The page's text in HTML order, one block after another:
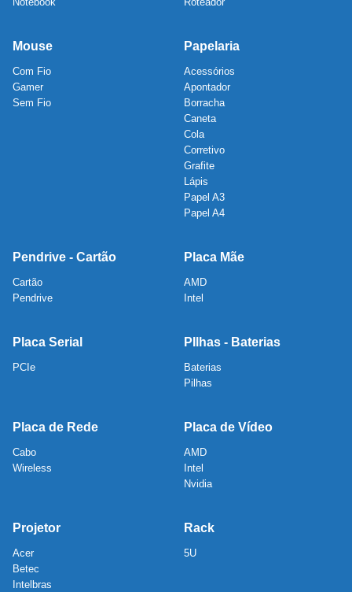
Mouse
Com Fio
Gamer
Sem Fio
Papelaria
Acessórios
Apontador
Borracha
Caneta
Cola
Corretivo
Grafite
Lápis
Papel A3
Papel A4
Pendrive - Cartão
Cartão
Pendrive
Placa Mãe
AMD
Intel
Placa Serial
PCIe
PIlhas - Baterias
Baterias
Pilhas
Placa de Rede
Cabo
Wireless
Placa de Vídeo
AMD
Intel
Nvidia
Projetor
Acer
Betec
Intelbras
Rack
5U